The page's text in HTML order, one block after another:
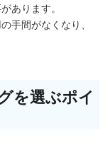
あります。
手間がなくなり、
を選ぶポイ